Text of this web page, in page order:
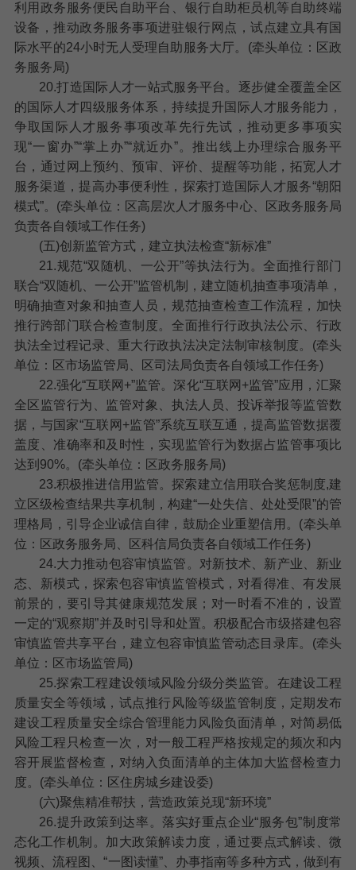
利用政务服务便民自助平台、银行自助柜员机等自助终端
设备，推动政务服务事项进驻银行网点，试点建立具有国
际水平的24小时无人受理自助服务大厅。(牵头单位：区政
务服务局)
20.打造国际人才一站式服务平台。 逐步健全覆盖全区
的国际人才四级服务体系，持续提升国际人才服务能力，
争取国际人才服务事项改革先行先试，推动更多事项实
现“一窗办”“掌上办”“就近办”。推出线上办理综合服务平
台，通过网上预约、预审、评价、提醒等功能，拓宽人才
服务渠道，提高办事便利性，探索打造国际人才服务“朝阳
模式”。(牵头单位：区高层次人才服务中心、区政务服务局
负责各自领域工作任务)
(五)创新监管方式，建立执法检查“新标准”
21.规范“双随机、一公开”等执法行为。全面推行部门
联合“双随机、一公开”监管机制，建立随机抽查事项清单，
明确抽查对象和抽查人员，规范抽查检查工作流程，加快
推行跨部门联合检查制度。全面推行行政执法公示、行政
执法全过程记录、重大行政执法决定法制审核制度。(牵头
单位：区市场监管局、区司法局负责各自领域工作任务)
22.强化“互联网+”监管。深化“互联网+监管”应用，汇聚
全区监管行为、监管对象、执法人员、投诉举报等监管数
据，与国家“互联网+监管”系统互联互通，提高监管数据覆
盖度、准确率和及时性，实现监管行为数据占监管事项比
达到90%。(牵头单位：区政务服务局)
23.积极推进信用监管。探索建立信用联合奖惩制度,建
立区级检查结果共享机制，构建“一处失信、处处受限”的管
理格局，引导企业诚信自律，鼓励企业重塑信用。(牵头单
位：区政务服务局、区科信局负责各自领域工作任务)
24.大力推动包容审慎监管。 对新技术、新产业、新业
态、新模式，探索包容审慎监管模式，对看得准、有发展
前景的，要引导其健康规范发展；对一时看不准的，设置
一定的“观察期”并及时引导和处置。积极配合市级搭建包容
审慎监管共享平台，建立包容审慎监管动态目录库。(牵头
单位：区市场监管局)
25.探索工程建设领域风险分级分类监管。 在建设工程
质量安全等领域，试点推行风险等级监管制度，定期发布
建设工程质量安全综合管理能力风险负面清单，对简易低
风险工程只检查一次，对一般工程严格按规定的频次和内
容开展监督检查，对纳入负面清单的主体加大监督检查力
度。(牵头单位：区住房城乡建设委)
(六)聚焦精准帮扶，营造政策兑现“新环境”
26.提升政策到达率。落实好重点企业“服务包”制度常
态化工作机制。加大政策解读力度，通过要点式解读、微
视频、流程图、“一图读懂”、办事指南等多种方式，做到有